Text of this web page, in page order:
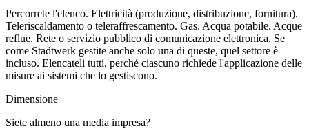
Percorrete l'elenco. Elettricità (produzione, distribuzione, fornitura).
Teleriscaldamento o teleraffrescamento. Gas. Acqua potabile. Acque
reflue. Rete o servizio pubblico di comunicazione elettronica. Se
come Stadtwerk gestite anche solo una di queste, quel settore è
incluso. Elencateli tutti, perché ciascuno richiede l'applicazione delle
misure ai sistemi che lo gestiscono.
Dimensione
Siete almeno una media impresa?